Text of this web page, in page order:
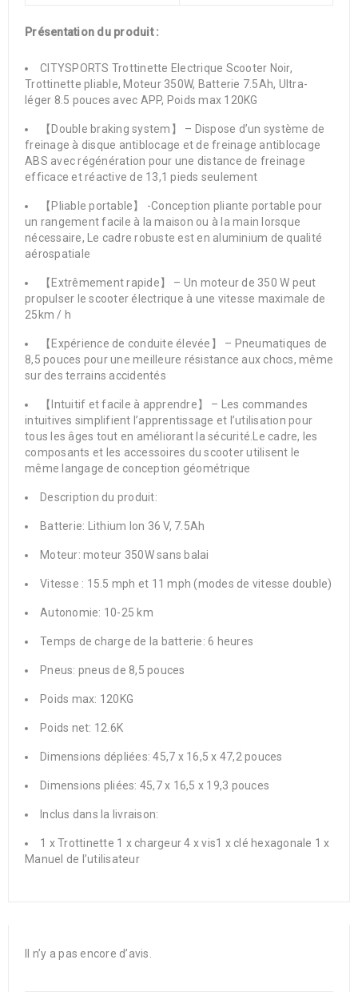
Présentation du produit :
CITYSPORTS Trottinette Electrique Scooter Noir,
Trottinette pliable, Moteur 350W, Batterie 7.5Ah, Ultra-
léger 8.5 pouces avec APP, Poids max 120KG
【Double braking system】 – Dispose d’un système de
freinage à disque antiblocage et de freinage antiblocage
ABS avec régénération pour une distance de freinage
efficace et réactive de 13,1 pieds seulement
【Pliable portable】 -Conception pliante portable pour
un rangement facile à la maison ou à la main lorsque
nécessaire, Le cadre robuste est en aluminium de qualité
aérospatiale
【Extrêmement rapide】 – Un moteur de 350 W peut
propulser le scooter électrique à une vitesse maximale de
25km / h
【Expérience de conduite élevée】 – Pneumatiques de
8,5 pouces pour une meilleure résistance aux chocs, même
sur des terrains accidentés
【Intuitif et facile à apprendre】 – Les commandes
intuitives simplifient l’apprentissage et l’utilisation pour
tous les âges tout en améliorant la sécurité.Le cadre, les
composants et les accessoires du scooter utilisent le
même langage de conception géométrique
Description du produit:
Batterie: Lithium Ion 36 V, 7.5Ah
Moteur: moteur 350W sans balai
Vitesse : 15.5 mph et 11 mph (modes de vitesse double)
Autonomie: 10-25 km
Temps de charge de la batterie: 6 heures
Pneus: pneus de 8,5 pouces
Poids max: 120KG
Poids net: 12.6K
Dimensions dépliées: 45,7 x 16,5 x 47,2 pouces
Dimensions pliées: 45,7 x 16,5 x 19,3 pouces
Inclus dans la livraison:
1 x Trottinette 1 x chargeur 4 x vis1 x clé hexagonale 1 x
Manuel de l’utilisateur
Il n’y a pas encore d’avis.